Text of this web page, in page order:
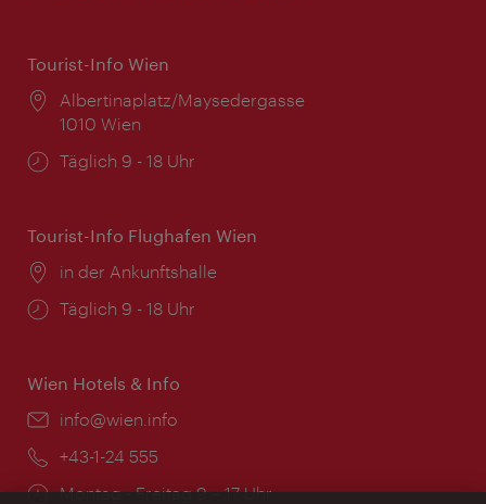
Tourist-Info Wien
Ort:
Albertinaplatz/Maysedergasse
1010 Wien
Öffnungszeiten:
Täglich 9 - 18 Uhr
Tourist-Info Flughafen Wien
Ort:
in der Ankunftshalle
Öffnungszeiten:
Täglich 9 - 18 Uhr
Wien Hotels & Info
Email:
info@wien.info
Telefon:
+43-1-24 555
Öffnungszeiten:
Montag - Freitag 9 – 17 Uhr